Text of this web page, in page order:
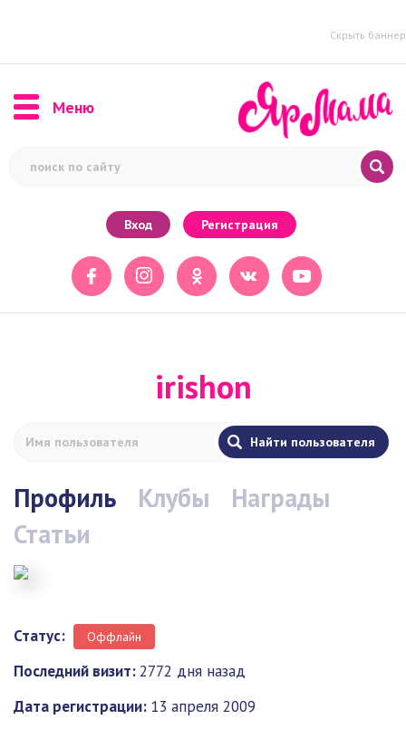
Скрыть баннер
Меню
Вход Регистрация
irishon
Профиль Клубы
Награды
Статьи
Статус: Оффлайн
Последний визит:2772 дня назад
Дата регистрации: 13 апреля 2009